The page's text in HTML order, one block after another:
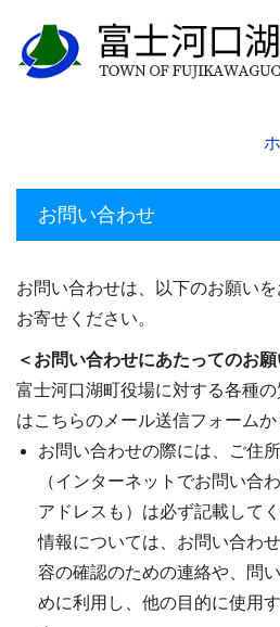
お問い合わせ
お問い合わせは、以下のお願いを
お寄せください。
＜お問い合わせにあたってのお願
富士河口湖町役場に対する各種
はこちらのメール送信フォームか
お問い合わせの際には、ご住
（インターネットでお問い合
アドレスも）は必ず記載して
情報については、お問い合わ
容の確認のための連絡や、問
めに利用し、他の目的に使用